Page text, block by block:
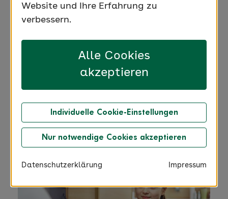
oder zeigt es ADHS-Symptome? Unsere Expertin
klärt im Video-Interview über die ADHS-
Website und Ihre Erfahrung zu
verbessern.
Alle Cookies
akzeptieren
Individuelle Cookie-Einstellungen
Nur notwendige Cookies akzeptieren
Datenschutzerklärung Impressum